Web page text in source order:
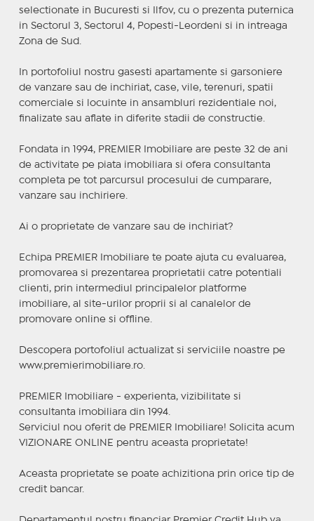
selectionate in Bucuresti si Ilfov, cu o prezenta puternica
in Sectorul 3, Sectorul 4, Popesti-Leordeni si in intreaga
Zona de Sud.
In portofoliul nostru gasesti apartamente si garsoniere
de vanzare sau de inchiriat, case, vile, terenuri, spatii
comerciale si locuinte in ansambluri rezidentiale noi,
finalizate sau aflate in diferite stadii de constructie.
Fondata in 1994, PREMIER Imobiliare are peste 32 de ani
de activitate pe piata imobiliara si ofera consultanta
completa pe tot parcursul procesului de cumparare,
vanzare sau inchiriere.
Ai o proprietate de vanzare sau de inchiriat?
Echipa PREMIER Imobiliare te poate ajuta cu evaluarea,
promovarea si prezentarea proprietatii catre potentiali
clienti, prin intermediul principalelor platforme
imobiliare, al site-urilor proprii si al canalelor de
promovare online si offline.
Descopera portofoliul actualizat si serviciile noastre pe
www.premierimobiliare.ro.
PREMIER Imobiliare - experienta, vizibilitate si
consultanta imobiliara din 1994.
Serviciul nou oferit de PREMIER Imobiliare! Solicita acum
VIZIONARE ONLINE pentru aceasta proprietate!
Aceasta proprietate se poate achizitiona prin orice tip de
credit bancar.